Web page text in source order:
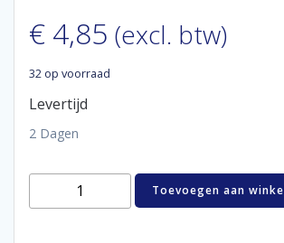
€ 4,85 (excl. btw)
32 op voorraad
Levertijd
2 Dagen
Coupler
Toevoegen aan